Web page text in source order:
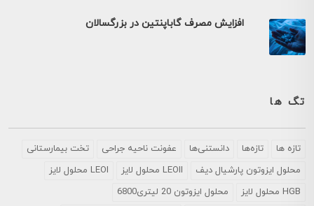
افزایش مصرف گاباپنتین در بزرگسالان
تگ ها
تازه ها تازه‌ها دانستنی‌ها عفونت ناحیه جراحی
تخت بیمارستانی
محلول ايزوتون پارشيال ديف
LEOII محلول لایز
LEOI محلول لایز
HGB محلول لایز
محلول ایزوتون 20 لیتری6800